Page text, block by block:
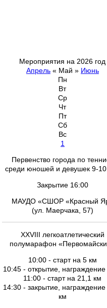
Мероприятия на 2026 год
Апрель « Май » Июнь
Пн
Вт
Ср
Чт
Пт
Сб
Вс
1
Первенство города по
среди юношей и девушек 9-
Закрытие 16:00
МАУДО «СШОР «Красный
(ул. Маерчака, 57)
XXVIII легкоатлетический
полумарафон
10:00 - старт на 5 км
10:45 - открытие,
11:00 - старт на 21,1 км
14:30 - закрытие, награждение
км